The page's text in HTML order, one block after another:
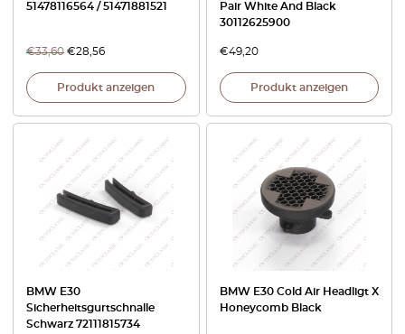
51478116564 / 51471881521
€33,60 €28,56
Produkt anzeigen
Pair White And Black
30112625900
€49,20
Produkt anzeigen
BMW E30
Sicherheitsgurtschnalle
Schwarz 72111815734
BMW E30 Cold Air Headligt X
Honeycomb Black